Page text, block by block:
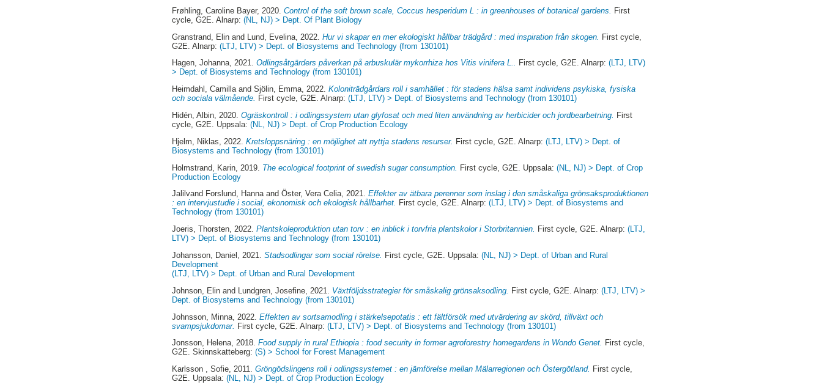
Frøhling, Caroline Bayer, 2020.Control of the soft brown scale, Coccus hesperidum L : in greenhouses of botanical gardens.
First
cycle, G2E. Alnarp:(NL, NJ) > Dept. Of Plant Biology
Granstrand, Elin and Lund, Evelina , 2022.Hur vi skapar en mer ekologiskt hållbar trädgård : med inspiration från skogen. First cycle,
G2E. Alnarp:(LTJ, LTV) > Dept. of Biosystems and Technology (from 130101)
Hagen, Johanna, 2021.Odlingsåtgärders påverkan på arbuskulär mykorrhiza hos Vitis vinifera L.. First cycle, G2E. Alnarp:(LTJ, LTV)
> Dept. of Biosystems and Technology (from 130101)
Heimdahl, CamillaandSjölin, Emma, 2022.Koloniträdgårdars roll i samhället : för stadens hälsa samt individens psykiska, fysiska
och sociala välmående. First cycle, G2E. Alnarp:(LTJ, LTV) > Dept. of Biosystems and Technology (from 130101)
Hidén, Albin, 2020.Ogräskontroll : i odlingssystem utan glyfosat och med liten användning av herbicider och jordbearbetning. First
cycle, G2E. Uppsala:(NL, NJ) > Dept. of Crop Production Ecology
Hjelm, Niklas , 2022.Kretsloppsnäring : en möjlighet att nyttja stadens resurser. First cycle, G2E. Alnarp:(LTJ, LTV) > Dept. of
Biosystems and Technology (from 130101)
Holmstrand, Karin , 2019. The ecological footprint of swedish sugar consumption. First cycle, G2E. Uppsala:(NL, NJ) > Dept. of Crop
Production Ecology
Jalilvand Forslund, HannaandÖster, Vera Celia, 2021.Effekter av ätbara perenner som inslag i den småskaliga grönsaksproduktionen
: en intervjustudie i social, ekonomisk och ekologisk hållbarhet. First cycle, G2E. Alnarp:(LTJ, LTV) > Dept. of Biosystems and
Technology (from 130101)
Joeris, Thorsten, 2022.Plantskoleproduktion utan torv : en inblick i torvfria plantskolor i Storbritannien. First cycle, G2E. Alnarp:(LTJ,
LTV) > Dept. of Biosystems and Technology (from 130101)
Johansson, Daniel , 2021.Stadsodlingar som social rörelse. First cycle, G2E. Uppsala:(NL, NJ) > Dept. of Urban and Rural
Development
(LTJ, LTV) > Dept. of Urban and Rural Development
Johnson, Elin and Lundgren, Josefine , 2021. Växtföljdsstrategier för småskalig grönsaksodling. First cycle, G2E. Alnarp:(LTJ, LTV) >
Dept. of Biosystems and Technology (from 130101)
Johnsson, Minna , 2022.Effekten av sortsamodling i stärkelsepotatis : ett fältförsök med utvärdering av skörd, tillväxt och
svampsjukdomar. First cycle, G2E. Alnarp:(LTJ, LTV) > Dept. of Biosystems and Technology (from 130101)
Jonsson, Helena, 2018.Food supply in rural Ethiopia : food security in former agroforestry homegardens in Wondo Genet. First cycle,
G2E. Skinnskatteberg:(S) > School for Forest Management
Karlsson , Sofie, 2011.Gröngödslingens roll i odlingssystemet : en jämförelse mellan Mälarregionen och Östergötland. First cycle,
G2E. Uppsala:(NL, NJ) > Dept. of Crop Production Ecology